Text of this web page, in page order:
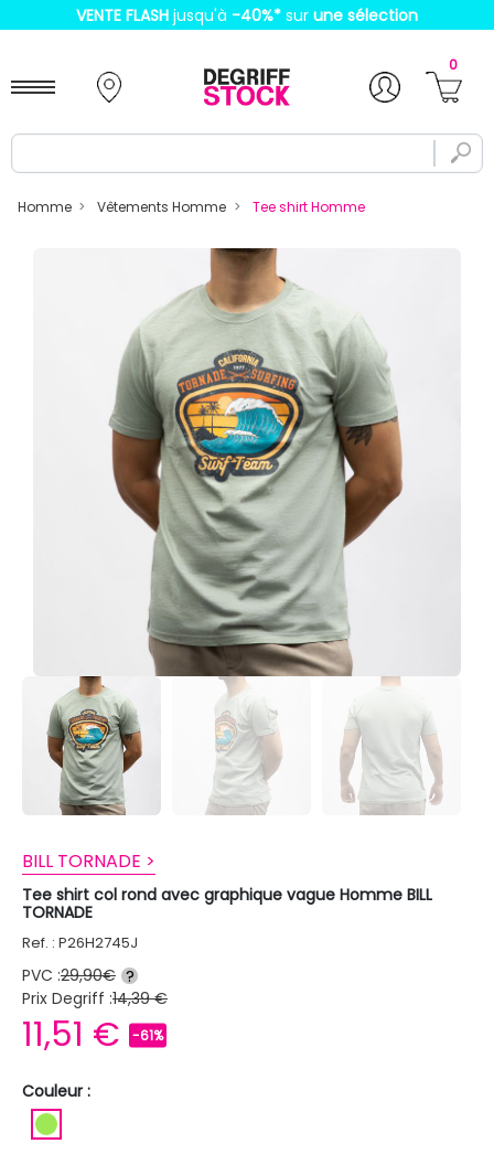
VENTE FLASH jusqu'à -40%* sur une sélection
0
Homme Vêtements Homme Tee shirt Homme
BILL TORNADE >
Tee shirt col rond avec graphique vague Homme BILL
TORNADE
Ref. : P26H2745J
PVC :29,90€ ?
Prix Degriff :14,39 €
11,51 € -61%
Couleur :